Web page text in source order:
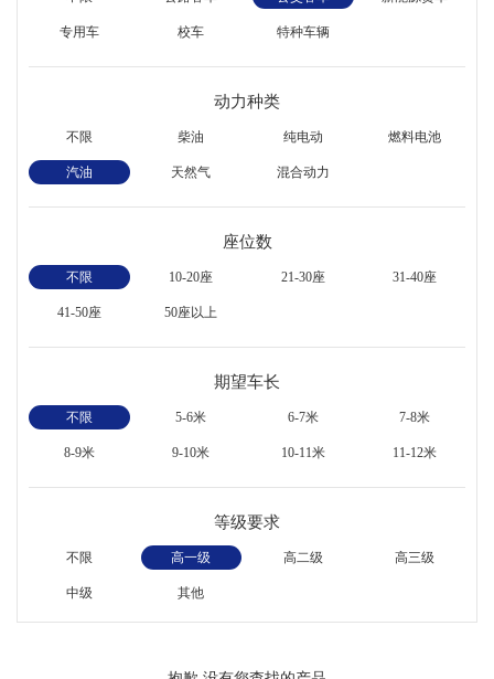
专用车 校车 特种车辆
动力种类
不限 柴油 纯电动 燃料电池
汽油 天然气 混合动力
座位数
不限 10-20座 21-30座 31-40座
41-50座 50座以上
期望车长
不限 5-6米 6-7米 7-8米
8-9米 9-10米 10-11米 11-12米
等级要求
不限 高一级 高二级 高三级
中级 其他